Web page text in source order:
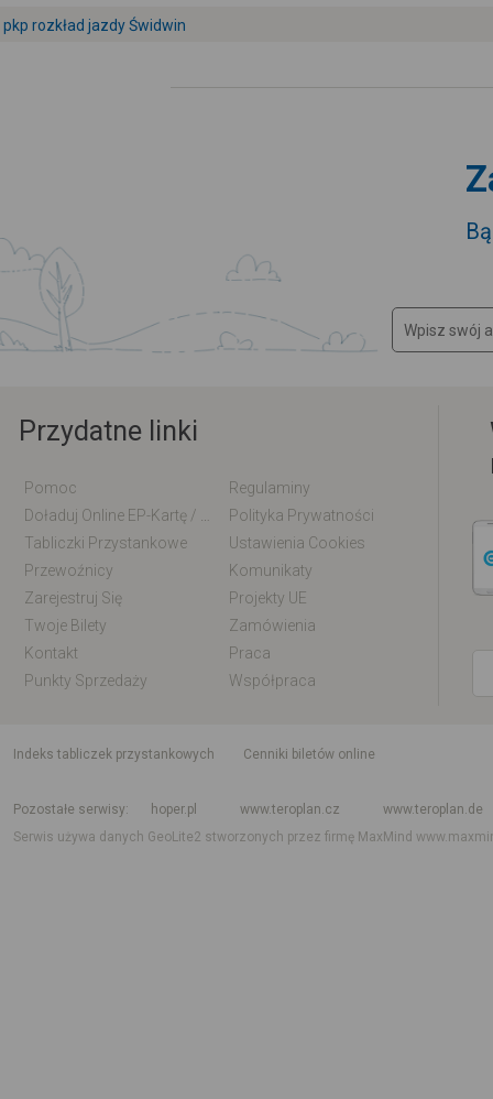
pkp rozkład jazdy Świdwin
Przydatne linki
Pomoc
Regulaminy
Polityka Prywatności
Tabliczki Przystankowe
Ustawienia Cookies
Przewoźnicy
Komunikaty
Zarejestruj Się
Projekty UE
Twoje Bilety
Zamówienia
Kontakt
Praca
Punkty Sprzedaży
Współpraca
indeks tabliczek przystankowych
Cenniki biletów online
Pozostałe serwisy
hoper.pl www.teroplan.cz
www.teroplan.de
Serwis używa danych GeoLite2 stworzonych przez firmę MaxMind